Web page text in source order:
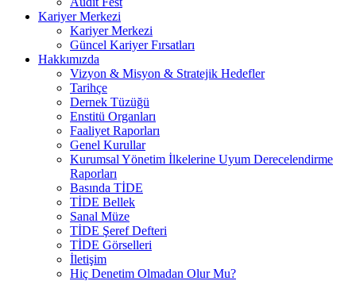
Kariyer Merkezi
Kariyer Merkezi
Güncel Kariyer Fırsatları
Hakkımızda
Vizyon & Misyon & Stratejik Hedefler
Tarihçe
Dernek Tüzüğü
Enstitü Organları
Faaliyet Raporları
Genel Kurullar
Kurumsal Yönetim İlkelerine Uyum Derecelendirme
Raporları
Basında TİDE
TİDE Bellek
Sanal Müze
TİDE Şeref Defteri
TİDE Görselleri
İletişim
Hiç Denetim Olmadan Olur Mu?